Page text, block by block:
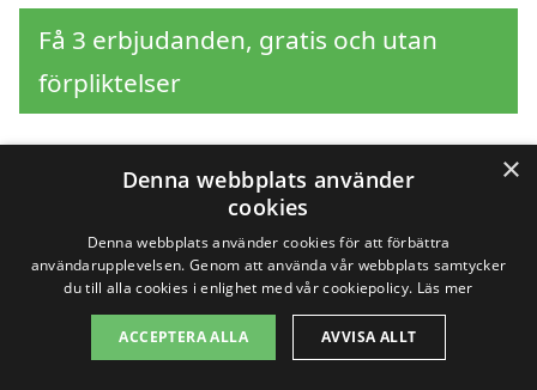
Få 3 erbjudanden, gratis och utan
förpliktelser
Sök efter en
professionell för
solpaneler i andra
×
Denna webbplats använder
cookies
Denna webbplats använder cookies för att förbättra
användarupplevelsen. Genom att använda vår webbplats samtycker
du till alla cookies i enlighet med vår cookiepolicy. Läs mer
ACCEPTERA ALLA AVVISA ALLT